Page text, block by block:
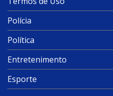
Polícia
Política
Entretenimento
Esporte